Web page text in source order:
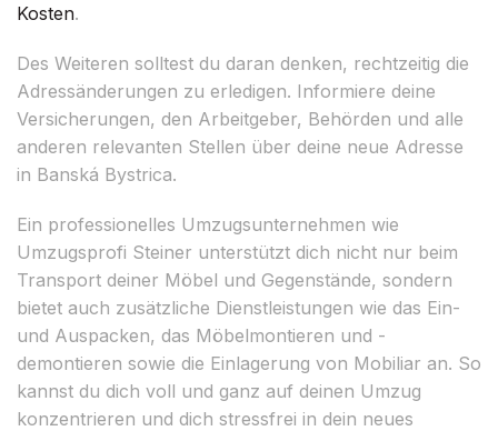
Kosten.
Des Weiteren solltest du daran denken, rechtzeitig die
Adressänderungen zu erledigen. Informiere deine
Versicherungen, den Arbeitgeber, Behörden und alle
anderen relevanten Stellen über deine neue Adresse
in Banská Bystrica.
Ein professionelles Umzugsunternehmen wie
Umzugsprofi Steiner unterstützt dich nicht nur beim
Transport deiner Möbel und Gegenstände, sondern
bietet auch zusätzliche Dienstleistungen wie das Ein-
und Auspacken, das Möbelmontieren und -
demontieren sowie die Einlagerung von Mobiliar an. So
kannst du dich voll und ganz auf deinen Umzug
konzentrieren und dich stressfrei in dein neues